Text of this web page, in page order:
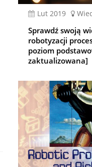
lut 2019
Sprawdź swoją
robotyzacji
poziom
zaktualizowana]